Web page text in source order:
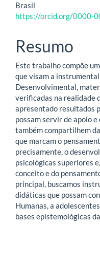
do
artigo
principal
Brasil
https://orcid.org/0000-
Resumo
Este trabalho compõe
que visam a
Desenvolvimental,
verificadas na realidade
apresentado resultados
possam servir de apoio
também compartilhem
que marcam o
precisamente, o
psicológicas superiores
conceito e do
principal, buscamos
didáticas que possam
Humanas, a
bases epistemológicas